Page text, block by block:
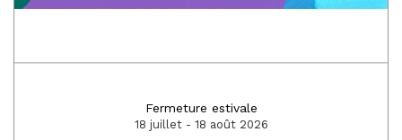
Fermeture estivale
18 juillet - 18 août 2026